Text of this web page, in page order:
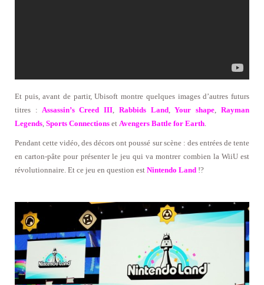
Et puis, avant de partir, Ubisoft montre quelques images d’autres futurs
titres : Assassin’s Creed III, Rabbids Land,Your shape,Rayman
Legends, Sports Connections et Avengers Battle for Earth.
Pendant cette vidéo, des décors ont poussé sur scène : des entrées de tente
en carton-pâte pour présenter le jeu qui va montrer combien la WiiU est
révolutionnaire. Et ce jeu en question est Nintendo Land !?